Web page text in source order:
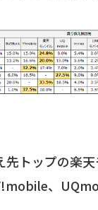
トップの楽天
、